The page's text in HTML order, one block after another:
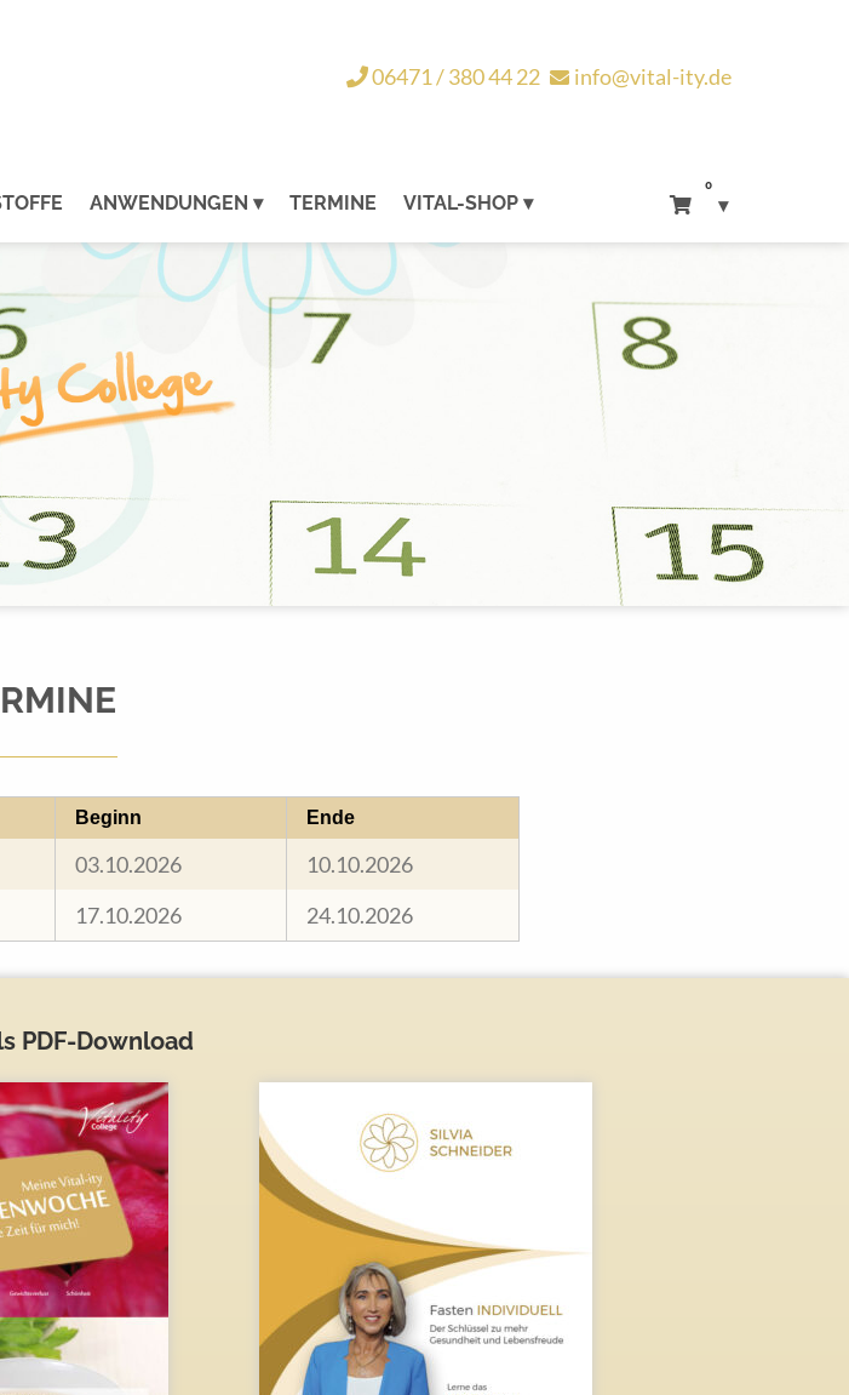
06471 / 380 44 22 info@vital-ity.de
ANWENDUNGEN TERMINE VITAL-SHOP
0
Beginn Ende
03.10.2026
10.10.2026
17.10.2026 24.10.2026
PDF-Download